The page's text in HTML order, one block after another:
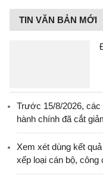
TIN VĂN BẢN MỚI
Trước 15/8/2026, các
hành chính đã cắt
Xem xét dùng kết
xếp loại cán bộ,